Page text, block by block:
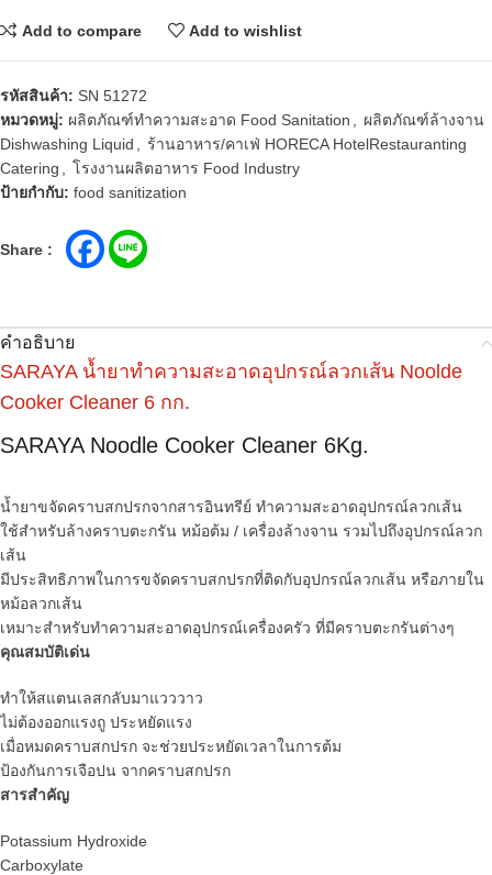
Add to compare Add to wishlist
รหัสสินค้า: SN 51272
หมวดหมู่: ผลิตภัณฑ์ทำความสะอาด Food Sanitation
ผลิตภัณฑ์ล้างจาน
Dishwashing Liquid
ร้านอาหาร/คาเฟ่ HORECA HotelRestauranting
Catering
โรงงานผลิตอาหาร Food Industry
ป้ายกำกับ: food sanitization
Share :
คำอธิบาย
SARAYA น้ำยาทำความสะอาดอุปกรณ์ลวกเส้น Noolde
Cooker Cleaner 6 กก.
SARAYA Noodle Cooker Cleaner 6Kg.
น้ำยาขจัดคราบสกปรกจากสารอินทรีย์ ทำความสะอาดอุปกรณ์ลวกเส้น
ใช้สำหรับล้างคราบตะกรัน หม้อต้ม / เครื่องล้างจาน รวมไปถึงอุปกรณ์ลวก
เส้น
มีประสิทธิภาพในการขจัดคราบสกปรกที่ติดกับอุปกรณ์ลวกเส้น หรือภายใน
หม้อลวกเส้น
เหมาะสำหรับทำความสะอาดอุปกรณ์เครื่องครัว ที่มีคราบตะกรันต่างๆ
คุณสมบัติเด่น
ทำให้สแตนเลสกลับมาแวววาว
ไม่ต้องออกแรงถู ประหยัดแรง
เมื่อหมดคราบสกปรก จะช่วยประหยัดเวลาในการต้ม
ป้องกันการเจือปน จากคราบสกปรก
สารสำคัญ
Potassium Hydroxide
Carboxylate